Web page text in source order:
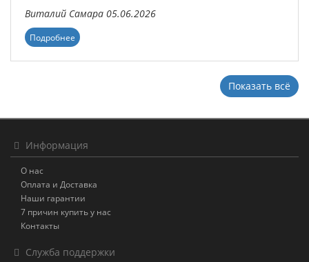
Виталий Самара 05.06.2026
Подробнее
Показать всё
Информация
О нас
Оплата и Доставка
Наши гарантии
7 причин купить у нас
Контакты
Служба поддержки